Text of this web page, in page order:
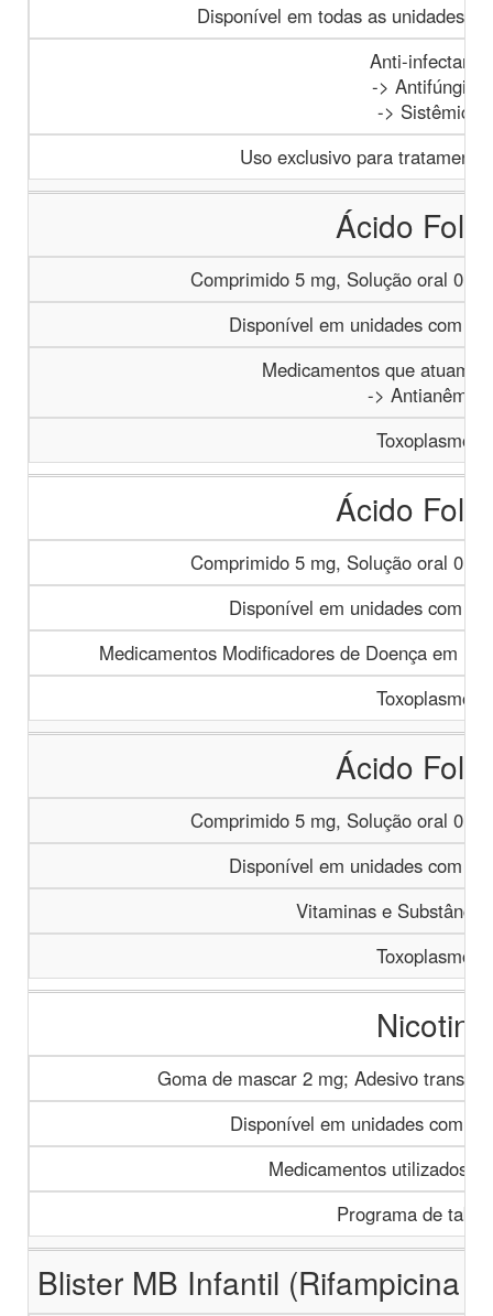
Disponível em todas as unidades
Anti-
-> Antifúngicos
-> Sistêmicos
Uso exclusivo para
Ácido
Comprimido 5 mg, Solução oral 0,2
Disponível em unidades com
Medicamentos que atuam
->
Toxoplasmose
Ácido
Comprimido 5 mg, Solução oral 0,2
Disponível em unidades com
Medicamentos Modificadores de Doença em
Toxoplasmose
Ácido
Comprimido 5 mg, Solução oral 0,2
Disponível em unidades com
Vitaminas e
Toxoplasmose
Nicotina
Goma de mascar 2 mg; Adesivo
Disponível em unidades com
Medicamentos utilizados
Programa de
Blister MB Infantil (Rifampicina